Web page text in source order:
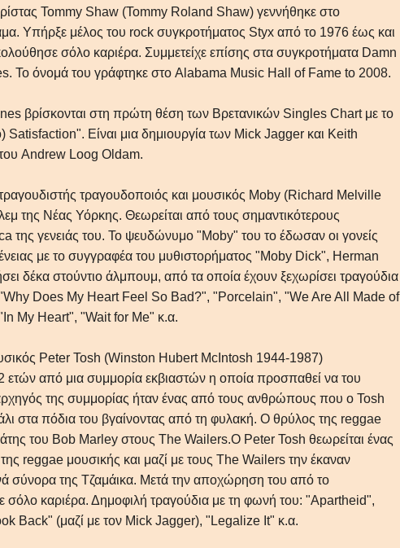
Tommy Shaw (Tommy Roland Shaw) γεννήθηκε στο
Υπήρξε μέλος του rock συγκροτήματος Styx από το 1976 έως και
σόλο καριέρα. Συμμετείχε επίσης στα συγκροτήματα Damn
Το όνομά του γράφτηκε στο Alabama Music Hall of Fame to 2008.
βρίσκονται στη πρώτη θέση των Βρετανικών Singles Chart με το
Satisfaction". Είναι μια δημιουργία των Mick Jagger και Keith
Andrew Loog Oldam.
τραγουδοποιός και μουσικός Moby (Richard Melville
της Νέας Υόρκης. Θεωρείται από τους σημαντικότερους
της γενειάς του. Το ψευδώνυμο "Moby" του το έδωσαν οι γονείς
με το συγγραφέα του μυθιστορήματος "Moby Dick", Herman
δέκα στούντιο άλμπουμ, από τα οποία έχουν ξεχωρίσει τραγούδια
"Why Does My Heart Feel So Bad?", "Porcelain", "We Are All Made of
My Heart", "Wait for Me" κ.α.
Peter Tosh (Winston Hubert McIntosh 1944-1987)
ετών από μια συμμορία εκβιαστών η οποία προσπαθεί να του
της συμμορίας ήταν ένας από τους ανθρώπους που ο Tosh
στα πόδια του βγαίνοντας από τη φυλακή. Ο θρύλος της reggae
του Bob Marley στους The Wailers.Ο Peter Tosh θεωρείται ένας
reggae μουσικής και μαζί με τους The Wailers την έκαναν
σύνορα της Τζαμάικα. Μετά την αποχώρηση του από το
σόλο καριέρα. Δημοφιλή τραγούδια με τη φωνή του: "Apartheid",
Back" (μαζί με τον Mick Jagger), "Legalize It" κ.α.